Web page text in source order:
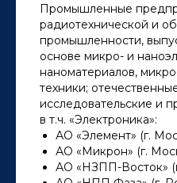
Промышленные
радиотехнической и
промышленности,
основе микро- и
наноматериалов,
техники;
исследовательские и
в т.ч. «Электроника»:
АО «Элемент» (г.
АО «Микрон» (г.
АО «НЗПП-Восток»